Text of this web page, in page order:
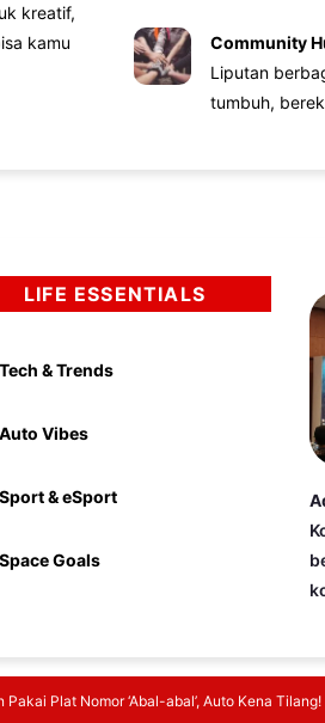
kreatif,
kamu
Community
Liputan
tumbuh,
LIFE ESSENTIALS
Tech & Trends
Auto Vibes
Sport & eSport
Space Goals
Plat Nomor ‘Abal-abal’, Auto Kena Tilang!